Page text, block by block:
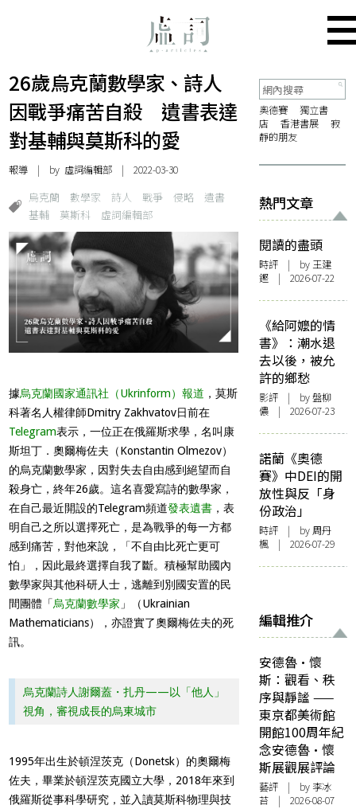
26歲烏克蘭數學家、詩人
因戰爭痛苦自殺 遺書表達
對基輔與莫斯科的愛
報導 | by 虛詞編輯部 | 2022-03-30
烏克蘭 數學家 詩人 戰爭 侵略
遺書
基輔
莫斯科 虛詞編輯部
據烏克蘭國家通訊社（Ukrinform）報道 ，莫斯
科著名人權律師Dmitry Zakhvatov日前在
Telegram表示，一位正在俄羅斯求學，名叫康
斯坦丁．奧爾梅佐夫（Konstantin Olmezov）
的烏克蘭數學家，因對失去自由感到絕望而自
殺身亡，終年26歲。這名喜愛寫詩的數學家，
在自己最近開設的Telegram頻道發表遺書 ，表
明自己之所以選擇死亡，是為戰爭的每一方都
感到痛苦，對他來說，「不自由比死亡更可
怕」，因此最終選擇自我了斷。積極幫助國內
數學家與其他科研人士，逃離到別國安置的民
間團體「烏克蘭數學家 」（Ukrainian
Mathematicians），亦證實了奧爾梅佐夫的死
訊。
烏克蘭詩人謝爾蓋・扎丹——以「他人」
視角，審視成長的烏東城市
1995年出生於頓涅茨克（Donetsk）的奧爾梅
佐夫，畢業於頓涅茨克國立大學，2018年來到
俄羅斯從事科學研究，並入讀莫斯科物理與技
奧德賽
獨立書
店
香港書展
寂
靜的朋友
熱門文章
閱讀的盡頭
時評 | by 王建
鏗 | 2026-07-22
《給阿嬤的情
書》：潮水退
去以後，被允
許的鄉愁
影評 | by 盤柳
儂 | 2026-07-23
諾蘭《奧德
賽》中DEI的開
放性與反「身
份政治」
時評 | by周丹
楓 | 2026-07-29
編輯推介
安德魯·懷
斯：觀看、秩
序與靜謐 ——
東京都美術館
開館100周年紀
念安德魯·懷
斯展觀展評論
藝評 | by 李冰
苔 | 2026-08-07